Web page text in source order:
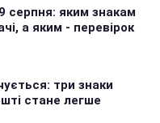
серпня: яким знакам
а яким - перевірок
три знаки
стане легше